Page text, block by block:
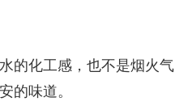
的化工感，也不是烟火气
的味道。